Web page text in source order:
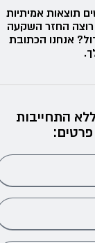
תוצאות אמיתיות
החזר השקעה
אנחנו הכתובת
התחייבות